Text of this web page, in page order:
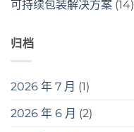
可持续包装解决方案 (14)
归档
2026 年 7 月 (1)
2026 年 6 月 (2)